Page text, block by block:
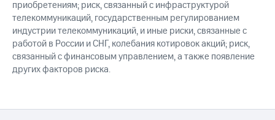
приобретениям; риск, связанный с инфраструктурой
телекоммуникаций, государственным регулированием
индустрии телекоммуникаций, и иные риски, связанные с
работой в России и СНГ, колебания котировок акций; риск,
связанный с финансовым управлением, а также появление
других факторов риска.